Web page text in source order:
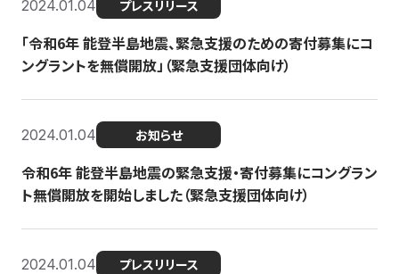
2024.01.04 プレスリリース
「令和6年 能登半島地震、緊急支援のための寄付募集にコ
ングラントを無償開放」（緊急支援団体向け）
2024.01.04 お知らせ
令和6年 能登半島地震の緊急支援・寄付募集にコングラン
ト無償開放を開始しました（緊急支援団体向け）
2024.01.04 プレスリリース